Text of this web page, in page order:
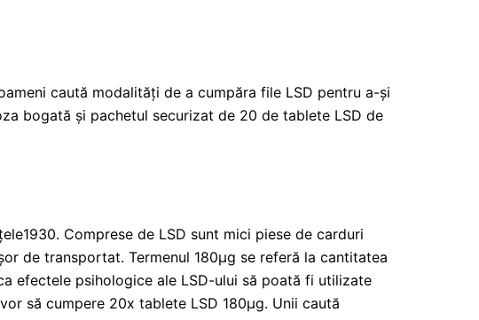
caută modalități de a cumpăra file LSD pentru a-și
bogată și pachetul securizat de 20 de tablete LSD de
Comprese de LSD sunt mici piese de carduri
de transportat. Termenul 180μg se referă la cantitatea
efectele psihologice ale LSD-ului să poată fi utilizate
să cumpere 20x tablete LSD 180μg. Unii caută